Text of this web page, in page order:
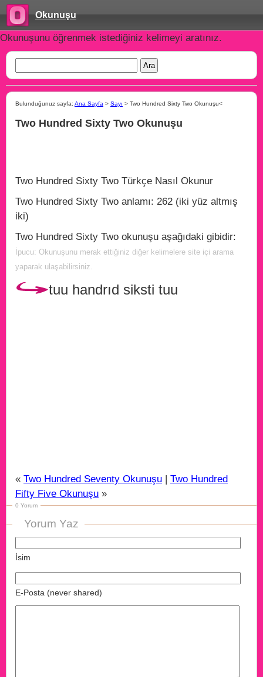
Okunuşu
Okunuşunu öğrenmek istediğiniz kelimeyi aratınız.
Bulunduğunuz sayfa: Ana Sayfa > Sayı > Two Hundred Sixty Two Okunuşu<
Two Hundred Sixty Two Okunuşu
Two Hundred Sixty Two Türkçe Nasıl Okunur
Two Hundred Sixty Two anlamı: 262 (iki yüz altmış
iki)
Two Hundred Sixty Two okunuşu aşağıdaki gibidir:
İpucu: Okunuşunu merak ettiğiniz diğer kelimelere site içi arama
yaparak ulaşabilirsiniz.
tuu handrıd siksti tuu
« Two Hundred Seventy Okunuşu | Two Hundred
Fifty Five Okunuşu »
0 Yorum
Yorum Yaz
İsim
E-Posta (never shared)